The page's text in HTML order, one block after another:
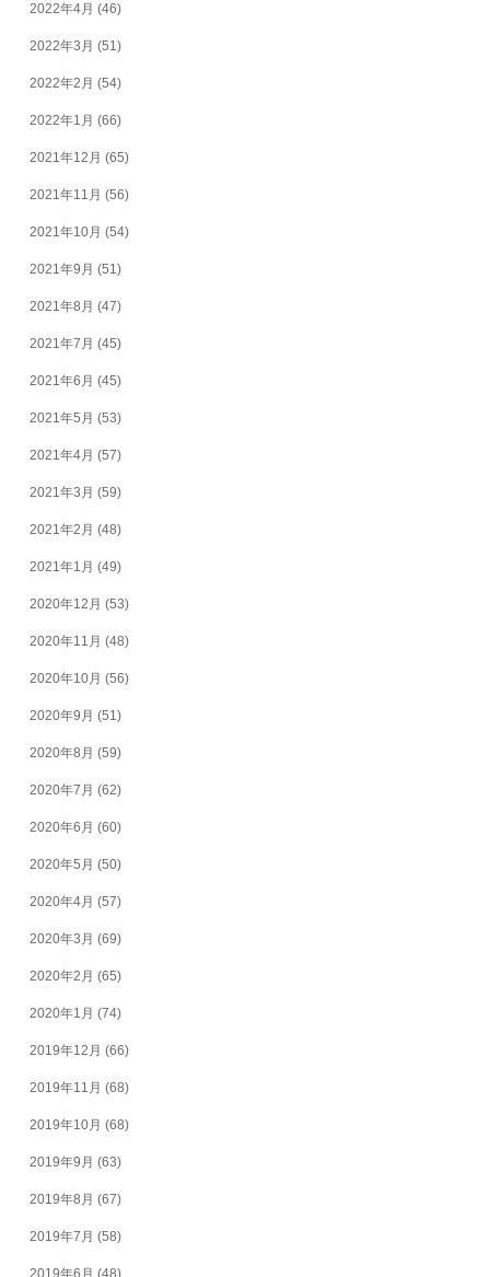
2022年4月 (46)
2022年3月 (51)
2022年2月 (54)
2022年1月 (66)
2021年12月 (65)
2021年11月 (56)
2021年10月 (54)
2021年9月 (51)
2021年8月 (47)
2021年7月 (45)
2021年6月 (45)
2021年5月 (53)
2021年4月 (57)
2021年3月 (59)
2021年2月 (48)
2021年1月 (49)
2020年12月 (53)
2020年11月 (48)
2020年10月 (56)
2020年9月 (51)
2020年8月 (59)
2020年7月 (62)
2020年6月 (60)
2020年5月 (50)
2020年4月 (57)
2020年3月 (69)
2020年2月 (65)
2020年1月 (74)
2019年12月 (66)
2019年11月 (68)
2019年10月 (68)
2019年9月 (63)
2019年8月 (67)
2019年7月 (58)
2019年6月 (48)